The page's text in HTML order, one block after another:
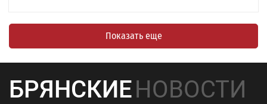
Показать еще
БРЯНСКИЕНОВОСТИ